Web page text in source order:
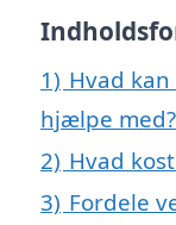
1) Hvad
hjælpe med?
2) Hvad
3) Fordele